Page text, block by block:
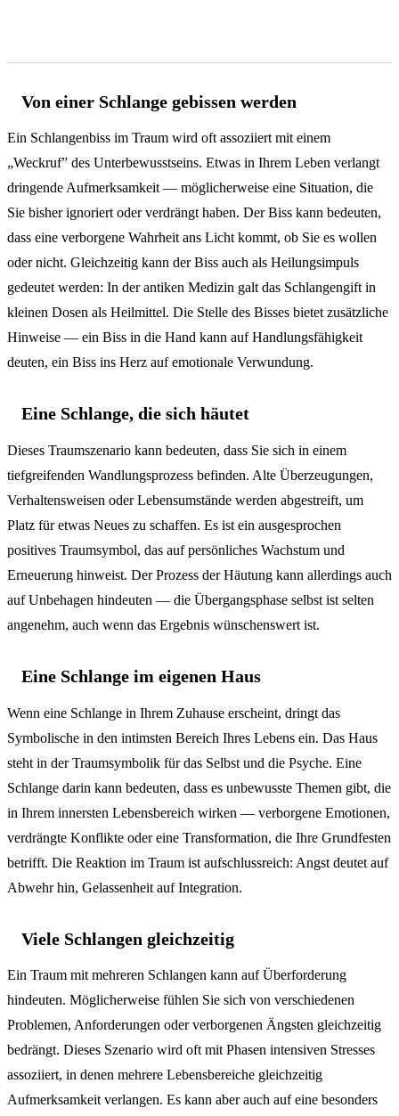
Von einer Schlange gebissen werden
Ein Schlangenbiss im Traum wird oft assoziiert mit einem
„Weckruf” des Unterbewusstseins. Etwas in Ihrem Leben verlangt
dringende Aufmerksamkeit — möglicherweise eine Situation, die
Sie bisher ignoriert oder verdrängt haben. Der Biss kann bedeuten,
dass eine verborgene Wahrheit ans Licht kommt, ob Sie es wollen
oder nicht. Gleichzeitig kann der Biss auch als Heilungsimpuls
gedeutet werden: In der antiken Medizin galt das Schlangengift in
kleinen Dosen als Heilmittel. Die Stelle des Bisses bietet zusätzliche
Hinweise — ein Biss in die Hand kann auf Handlungsfähigkeit
deuten, ein Biss ins Herz auf emotionale Verwundung.
Eine Schlange, die sich häutet
Dieses Traumszenario kann bedeuten, dass Sie sich in einem
tiefgreifenden Wandlungsprozess befinden. Alte Überzeugungen,
Verhaltensweisen oder Lebensumstände werden abgestreift, um
Platz für etwas Neues zu schaffen. Es ist ein ausgesprochen
positives Traumsymbol, das auf persönliches Wachstum und
Erneuerung hinweist. Der Prozess der Häutung kann allerdings auch
auf Unbehagen hindeuten — die Übergangsphase selbst ist selten
angenehm, auch wenn das Ergebnis wünschenswert ist.
Eine Schlange im eigenen Haus
Wenn eine Schlange in Ihrem Zuhause erscheint, dringt das
Symbolische in den intimsten Bereich Ihres Lebens ein. Das Haus
steht in der Traumsymbolik für das Selbst und die Psyche. Eine
Schlange darin kann bedeuten, dass es unbewusste Themen gibt, die
in Ihrem innersten Lebensbereich wirken — verborgene Emotionen,
verdrängte Konflikte oder eine Transformation, die Ihre Grundfesten
betrifft. Die Reaktion im Traum ist aufschlussreich: Angst deutet auf
Abwehr hin, Gelassenheit auf Integration.
Viele Schlangen gleichzeitig
Ein Traum mit mehreren Schlangen kann auf Überforderung
hindeuten. Möglicherweise fühlen Sie sich von verschiedenen
Problemen, Anforderungen oder verborgenen Ängsten gleichzeitig
bedrängt. Dieses Szenario wird oft mit Phasen intensiven Stresses
assoziiert, in denen mehrere Lebensbereiche gleichzeitig
Aufmerksamkeit verlangen. Es kann aber auch auf eine besonders